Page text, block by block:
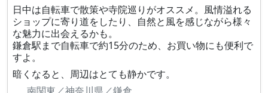
日中は自転車で散策や寺院巡りがオススメ。風情溢れる
ショップに寄り道をしたり、自然と風を感じながら様々
な魅力に出会えるかも。
鎌倉駅まで自転車で約15分のため、お買い物にも便利で
すよ。
暗くなると、周辺はとても静かです。